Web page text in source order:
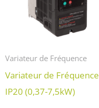
Variateur de Fréquence
Variateur de Fréquence
IP20 (0,37-7,5kW)